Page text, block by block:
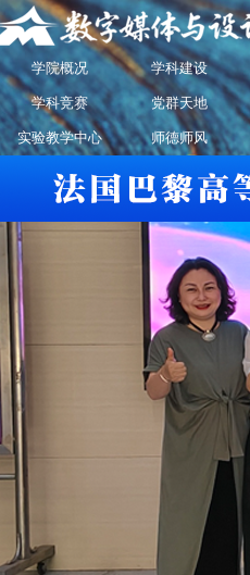
学院概况 学科建设
学科竞赛 党群天地
实验教学中心 师德师风